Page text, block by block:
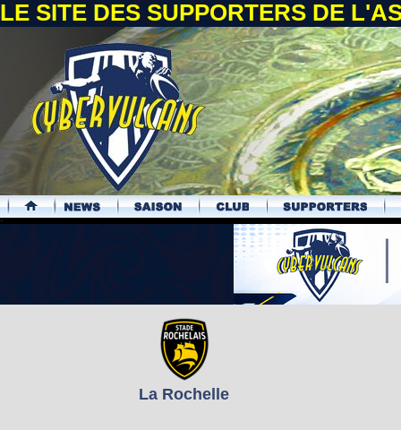
LE SITE DES SUPPORTERS DE
.
La Rochelle